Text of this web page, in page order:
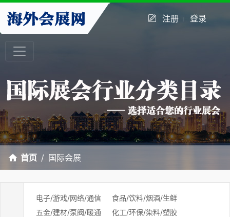
注册 登录
首页 国际会展
电子/游戏/网络/通信
食品/饮料/烟酒/生鲜
五金/建材/泵阀/暖通
化工/环保/染料/塑胶